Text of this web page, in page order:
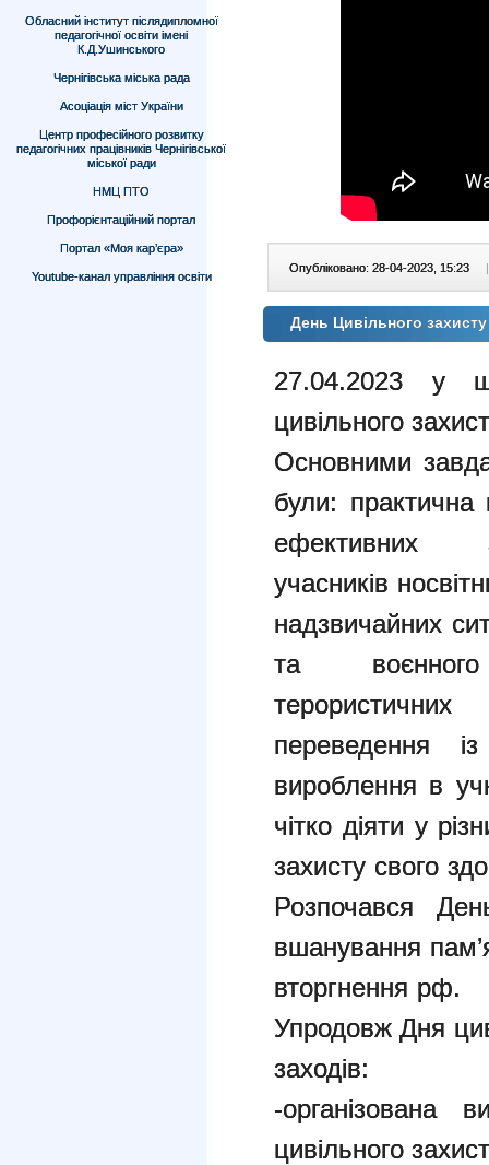
Обласний інститут післядипломної
педагогічної освіти імені
К.Д.Ушинського
Чернігівська міська рада
Асоціація міст України
Центр професійного розвитку
педагогічних працівників Чернігівської
міської ради
НМЦ ПТО
Профорієнтаційний портал
Портал «Моя кар’єра»
Youtube-канал управління освіти
Опубліковано: 28-04-2023, 15:23 |
День Цивільного
27.04.2023 у
цивільного
Основними
були: практична
ефективних
учасників
надзвичайних
та
переведення
вироблення в
чітко діяти у
захисту свого
Розпочався
вшанування
вторгнення рф.
Упродовж Дня
заходів:
-організована
цивільного